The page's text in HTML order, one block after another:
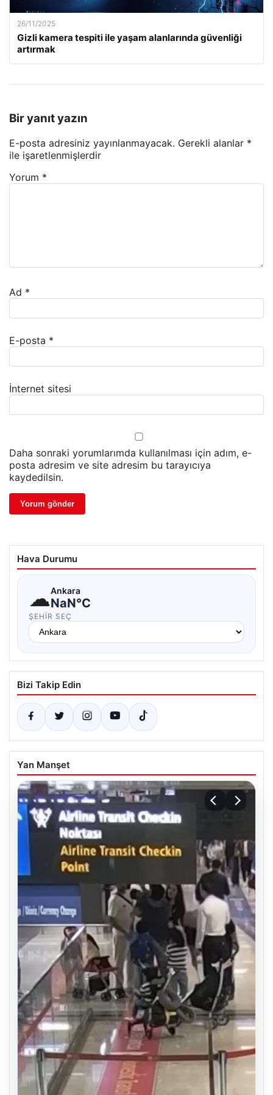
26/11/2025
Gizli kamera tespiti ile yaşam alanlarında güvenliği
artırmak
Bir yanıt yazın
E-posta adresiniz yayınlanmayacak. Gerekli alanlar *
ile işaretlenmişlerdir
Yorum *
Ad *
E-posta *
İnternet sitesi
Daha sonraki yorumlarımda kullanılması için adım, e-
posta adresim ve site adresim bu tarayıcıya
kaydedilsin.
Hava Durumu
☁Ankara
NaN°C
ŞEHIR SEÇ
Bizi Takip Edin
Yan Manşet